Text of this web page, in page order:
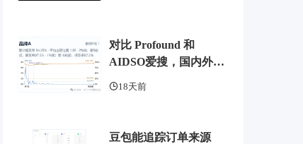
对比 Profound 和
AIDSO爱搜，国内外
18天前
豆包能追踪订单来源